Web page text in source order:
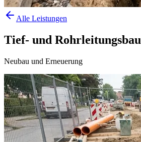
Alle Leistungen
Tief- und Rohrleitungsbau
Neubau und Erneuerung